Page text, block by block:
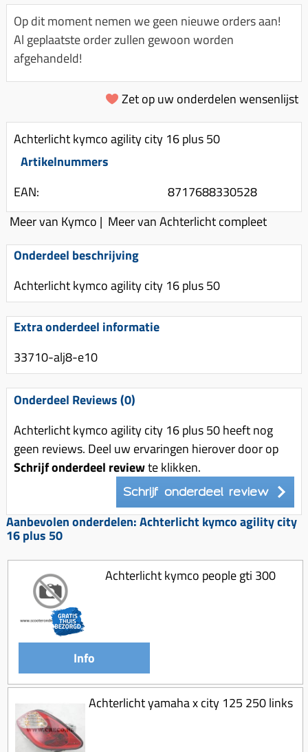
Spanningsregelaar
Toerenbegrenzer
Remlichtschakelaar
Luchtfilter (delen)
Luchtfilter deksel
Motor blokken
Membraan (delen)
Pakking (sets)
Vlotterbak pakking
Powerfilter
Schakel (delen)
Spruitstuk (delen)
Uitlaten compleet
Uitlaat bocht
Radiateur (delen)
Waterpomp (delen)
V-snaren
Variorolsets
Pulley
Variateur (delen)
Voor tandwielen
Origineel zuigers
Tomos opvoeren (kits)
Koppeling compleet
Koppeling trekveer
Ketting / tandwiel
Koeling (delen)
Overbrenging
Km teller kabel
Kickstart deksel
Kickstart ronsel
Schokbrekers
Spiegels
Stuur (delen)
Remblokken
Rem (delen)
Remhevels
Remsegmenten
Remschijven
Voorrem kabel
Voorvork
Wiel (delen)
Zadel
Kickstart (delen)
Kinderzitje (scooter)
Olie-onderhoudsmiddelen
Oppakbeugel
Scooterhoezen
Scooter Kleding
Stickers
Stuurslot
Regenkleding
Vespa accessoires
Voordragers
Accessoires overig
Zadel
Speednut
Op dit moment nemen we geen nieuwe orders aan!
Al geplaatste order zullen gewoon worden
afgehandeld!
Zet op uw onderdelen wensenlijst
Achterlicht kymco agility city 16 plus 50
Artikelnummers
EAN:
8717688330528
Meer van Kymco | Meer van Achterlicht compleet
Onderdeel beschrijving
Achterlicht kymco agility city 16 plus 50
Extra onderdeel informatie
33710-alj8-e10
Onderdeel Reviews (0)
Achterlicht kymco agility city 16 plus 50 heeft nog
geen reviews. Deel uw ervaringen hierover door op
Schrijf onderdeel reviewte klikken.
Schrijf onderdeel review
Aanbevolen onderdelen: Achterlicht kymco agility city
16 plus 50
Achterlicht kymco people gti 300
Info
Achterlicht yamaha x city 125 250 links